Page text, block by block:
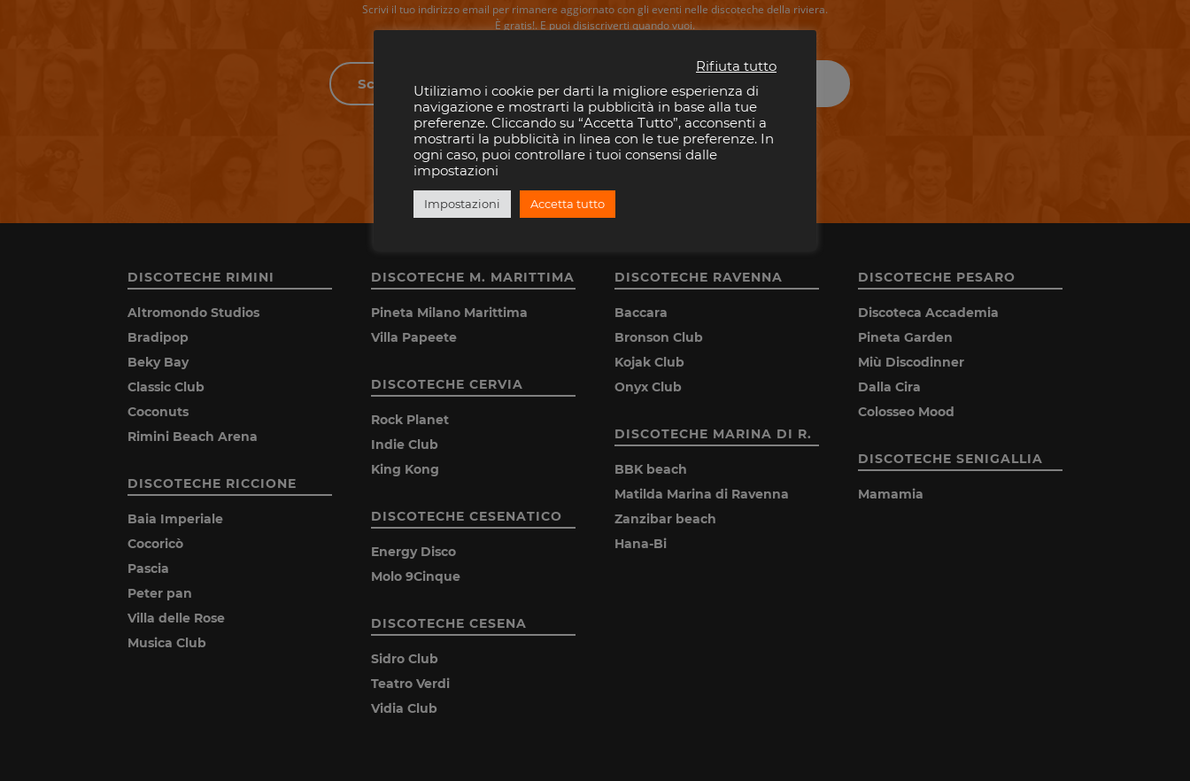
Scrivi il tuo indirizzo email per rimanere aggiornato con gli eventi nelle discoteche della riviera.
È gratis!. E puoi disiscriverti quando vuoi.
ISCRIVITI
Consenti a Riviera Disco di salvare la tua email.
DISCOTECHE RIMINI
Altromondo Studios
Bradipop
Beky Bay
Classic Club
Coconuts
Rimini Beach Arena
DISCOTECHE RICCIONE
Baia Imperiale
Cocoricò
Pascia
Peter pan
Villa delle Rose
Musica Club
DISCOTECHE M. MARITTIMA
Pineta Milano Marittima
Villa Papeete
DISCOTECHE CERVIA
Rock Planet
Indie Club
King Kong
DISCOTECHE CESENATICO
Energy Disco
Molo 9Cinque
DISCOTECHE CESENA
Sidro Club
Teatro Verdi
Vidia Club
DISCOTECHE RAVENNA
Baccara
Bronson Club
Kojak Club
Onyx Club
DISCOTECHE MARINA DI R.
BBK beach
Matilda Marina di Ravenna
Zanzibar beach
Hana-Bi
DISCOTECHE PESARO
Discoteca Accademia
Pineta Garden
Miù Discodinner
Dalla Cira
Colosseo Mood
DISCOTECHE SENIGALLIA
Mamamia
Rifiuta tutto
Utiliziamo i cookie per darti la migliore esperienza di
navigazione e mostrarti la pubblicità in base alla tue
preferenze. Cliccando su “Accetta Tutto”, acconsenti a
mostrarti la pubblicità in linea con le tue preferenze. In
ogni caso, puoi controllare i tuoi consensi dalle
impostazioni
Impostazioni Accetta tutto